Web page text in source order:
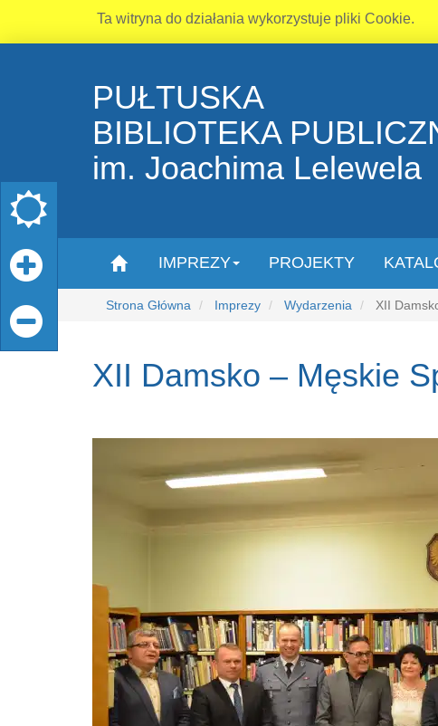
Ta witryna do działania wykorzystuje pliki Cookie.
PUŁTUSKA
BIBLIOTEKA
im. Joachima Lelewela
IMPREZY PROJEKTY
Strona Główna Imprezy Wydarzenia XII
XII Damsko – Męskie